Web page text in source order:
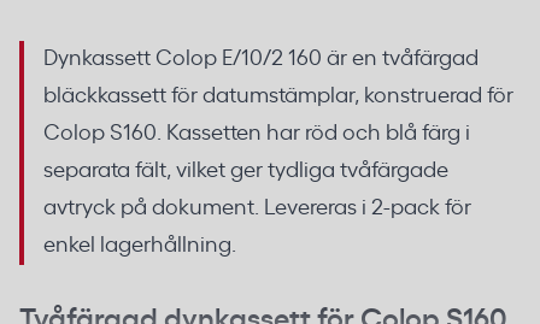
Dynkassett Colop E/10/2 160 är en tvåfärgad
bläckkassett för datumstämplar, konstruerad för
Colop S160. Kassetten har röd och blå färg i
separata fält, vilket ger tydliga tvåfärgade
avtryck på dokument. Levereras i 2-pack för
enkel lagerhållning.